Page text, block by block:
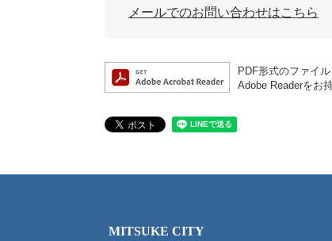
メールでのお問い合わせはこちら
PDF形式のファイ
Adobe Readerをお
MITSUKE CITY